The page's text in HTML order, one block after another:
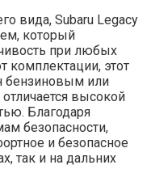
вида, Subaru Legacy
который
при любых
комплектации, этот
бензиновым или
высокой
Благодаря
безопасности,
и безопасное
так и на дальних